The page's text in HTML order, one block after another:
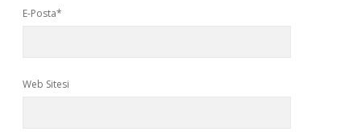
E-Posta*
Web Sitesi